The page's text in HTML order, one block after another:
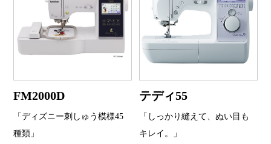
FM2000D
「ディズニー刺しゅう模様45
種類」
テディ55
「しっかり縫えて、ぬい目も
キレイ。」